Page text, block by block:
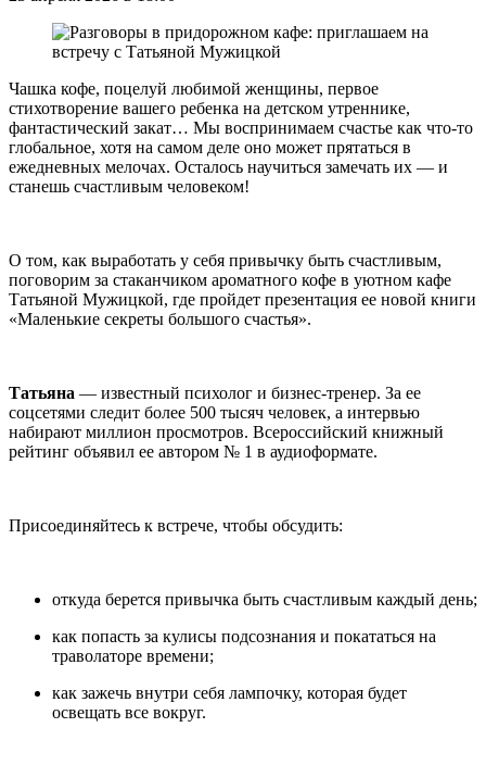
Чашка кофе, поцелуй любимой женщины, первое
стихотворение вашего ребенка на детском утреннике,
фантастический закат… Мы воспринимаем счастье как что-то
глобальное, хотя на самом деле оно может прятаться в
ежедневных мелочах. Осталось научиться замечать их — и
станешь счастливым человеком!
О том, как выработать у себя привычку быть счастливым,
поговорим за стаканчиком ароматного кофе в уютном кафе
Татьяной Мужицкой, где пройдет презентация ее новой книги
«Маленькие секреты большого счастья».
Татьяна — известный психолог и бизнес-тренер. За ее
соцсетями следит более 500 тысяч человек, а интервью
набирают миллион просмотров. Всероссийский книжный
рейтинг объявил ее автором № 1 в аудиоформате.
Присоединяйтесь к встрече, чтобы обсудить:
откуда берется привычка быть счастливым каждый день;
как попасть за кулисы подсознания и покататься на
траволаторе времени;
как зажечь внутри себя лампочку, которая будет
освещать все вокруг.